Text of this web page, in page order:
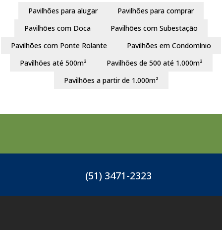
Pavilhões para alugar
Pavilhões para comprar
Pavilhões com Doca
Pavilhões com Subestação
Pavilhões com Ponte Rolante
Pavilhões em Condomínio
Pavilhões até 500m²
Pavilhões de 500 até 1.000m²
Pavilhões a partir de 1.000m²
(51) 3471-2323